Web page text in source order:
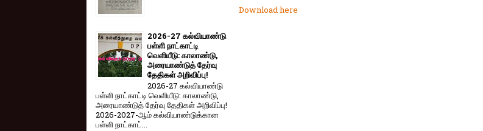
Download here
2026-27 கல்வியாண்டு
பள்ளி நாட்காட்டி
வெளியீடு: காலாண்டு,
அரையாண்டுத் தேர்வு
தேதிகள் அறிவிப்பு!
2026-27 கல்வியாண்டு
பள்ளி நாட்காட்டி வெளியீடு: காலாண்டு,
அரையாண்டுத் தேர்வு தேதிகள் அறிவிப்பு!
2026-2027-ஆம் கல்வியாண்டுக்கான
பள்ளி நாட்காட்...